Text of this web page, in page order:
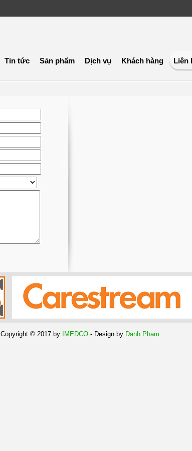
Tin tức Sản phẩm Dịch vụ Khách hàng Liên
Copyright © 2017 by IMEDCO- Design by Danh Pham